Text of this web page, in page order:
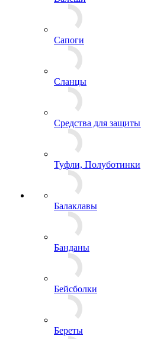
Джемперы, Толстовки
Кители
Комбинезоны
Костюмы
Куртки
Маскхалаты, Горки
Платья, Юбки